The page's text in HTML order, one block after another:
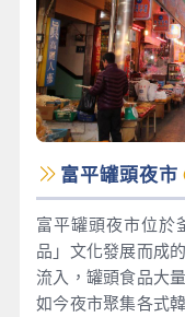
富平罐頭夜市
富平罐頭夜市位於
品」文化發展而成
流入，罐頭食品大
如今夜市聚集各式